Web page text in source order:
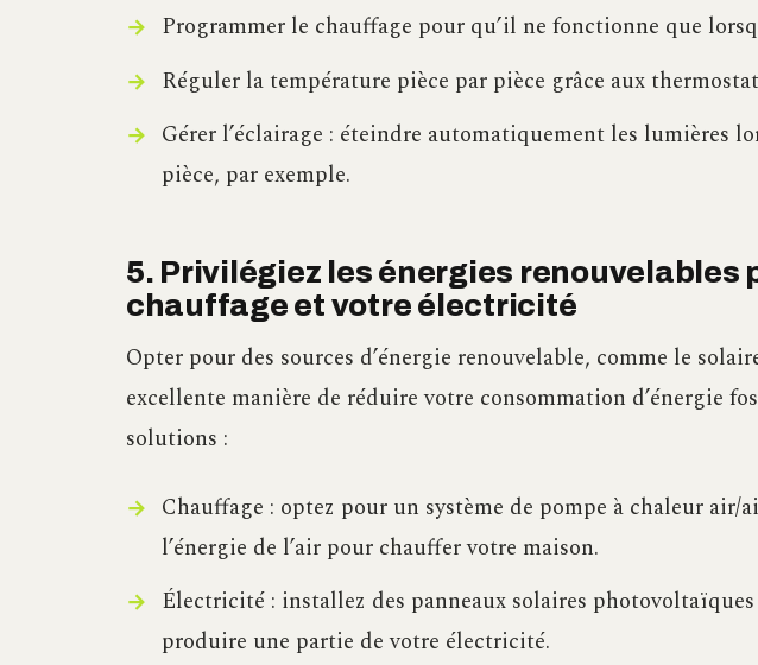
Programmer le chauffage pour qu’il ne fonctionne que
Réguler la température pièce par pièce grâce aux
Gérer l’éclairage : éteindre automatiquement les lumières
pièce, par exemple.
5. Privilégiez les énergies renouvelables
chauffage et votre électricité
Opter pour des sources d’énergie renouvelable, comme le
excellente manière de réduire votre consommation d’énergie
solutions :
Chauffage : optez pour un système de pompe à chaleur
l’énergie de l’air pour chauffer votre maison.
Électricité : installez des panneaux solaires
produire une partie de votre électricité.